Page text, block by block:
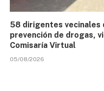
58 dirigentes vecinales
prevención de drogas,
Comisaría Virtual
05/08/2026